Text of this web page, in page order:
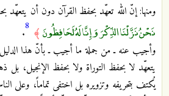
ومنها: إنّ الله تعهّد بحفظ القرآن دون أن يتعهّد
نَحْنُ نَزَّلْنَا الذِّكْرَ وَإِنَّا لَهُ لَحَافِظُونَ ﴾ 8
.
وأجيب عنه ـ من جملة ما أجيب ـ بأنّ هذا
يتعهّد لا بحفظ التوراة ولا بحفظ الإنجيل، بل
يُكتف بتحريفه وتزويره بل اختفى تماماً، وعلى